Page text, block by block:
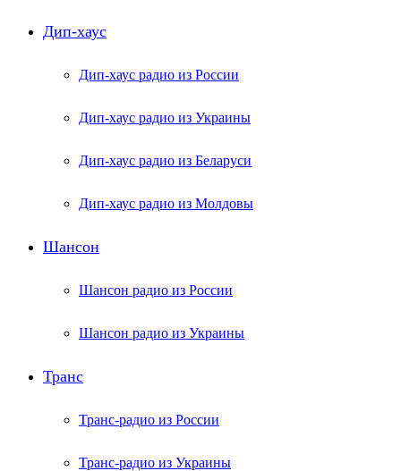
Дип-хаус
Дип-хаус радио из России
Дип-хаус радио из Украины
Дип-хаус радио из Беларуси
Дип-хаус радио из Молдовы
Шансон
Шансон радио из России
Шансон радио из Украины
Транс
Транс-радио из России
Транс-радио из Украины